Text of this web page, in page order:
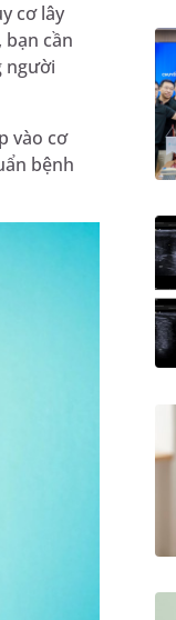
cơ lây
cần
người
vào cơ
bệnh